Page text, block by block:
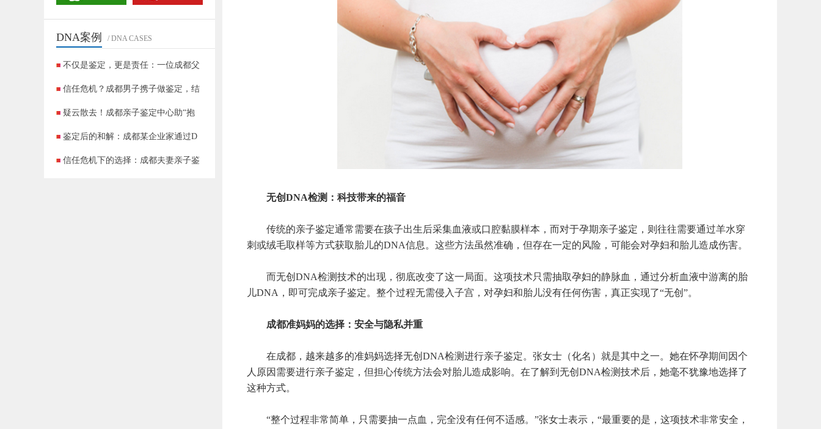
DNA案例 / DNA CASES
不仅是鉴定，更是责任：一位成都父
信任危机？成都男子携子做鉴定，结
疑云散去！成都亲子鉴定中心助“抱
鉴定后的和解：成都某企业家通过D
信任危机下的选择：成都夫妻亲子鉴
无创DNA检测：科技带来的福音
传统的亲子鉴定通常需要在孩子出生后采集血液或口腔黏膜样本，而对于孕期亲子鉴定，则往往需要通过羊水穿
刺或绒毛取样等方式获取胎儿的DNA信息。这些方法虽然准确，但存在一定的风险，可能会对孕妇和胎儿造成伤害。
而无创DNA检测技术的出现，彻底改变了这一局面。这项技术只需抽取孕妇的静脉血，通过分析血液中游离的胎
儿DNA，即可完成亲子鉴定。整个过程无需侵入子宫，对孕妇和胎儿没有任何伤害，真正实现了“无创”。
成都准妈妈的选择：安全与隐私并重
在成都，越来越多的准妈妈选择无创DNA检测进行亲子鉴定。张女士（化名）就是其中之一。她在怀孕期间因个
人原因需要进行亲子鉴定，但担心传统方法会对胎儿造成影响。在了解到无创DNA检测技术后，她毫不犹豫地选择了
这种方式。
“整个过程非常简单，只需要抽一点血，完全没有任何不适感。”张女士表示，“最重要的是，这项技术非常安全，